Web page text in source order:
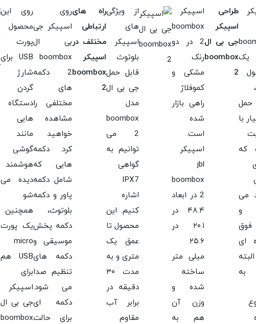
یک
حمل
با
که
می
و
فوق
ای
به
طراحی
اسپیکر
جی بی ال
boombox
2
اسپیکر
boombox
2 در دو
رنک
مشکی و
کموفلاژ
راهی بازار
شده
است.
اسپیکر
jbl
boombox
2 در ابعاد
۴۸.۴ در
۲۰.۱ در
۲۵.۶
میلی متر
ساخته
شده و
وزن آن
هم به
از ویژگی
های
اسپیکر
بلوتوث
قابل حمل
جی بی ال
مدل
boombox
2 می
توانیم به
گواهی
IPX7
اشاره
کنیم. این
محصول تا
عمق یک
متری و به
مدت ۳۰
دقیقه در
برابر آب
مقاوم
راه های
ارتباطی
مختلف در
اسپیکر
boombox
2
روی
اسپیکر جی
بی ال
boombox
2 دکمه
های
مختلفی را
مشاهده
خواهید
کرد. دکمه
هایی که
شامل دکمه
پاور و دکمه
بلوتوث،
دکمه پخش
موسیقی و
دکمه های
تنظیم صدا
می شود.
دکمه ای
برای حالت
روی این
محصول
پورت
USB برای
شارژ
گردن
دستگاه
هایی
مانند
گوشی
هوشمند
دیده می
شو.
همچنین
یک پورت
micro
USB هم
برای
اسپیکر
جی بی ال
boombox